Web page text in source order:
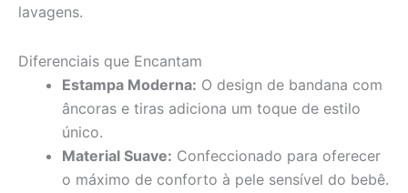
lavagens.
Diferenciais que Encantam
Estampa Moderna: O design de bandana com
âncoras e tiras adiciona um toque de estilo
único.
Material Suave: Confeccionado para oferecer
o máximo de conforto à pele sensível do bebê.